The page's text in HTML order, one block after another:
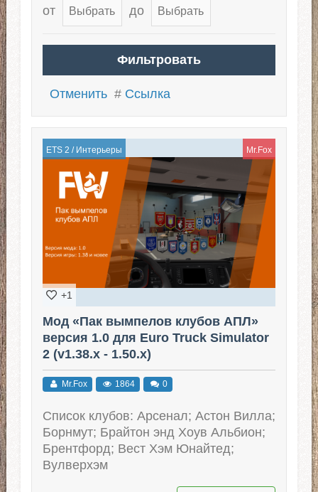
от
до
Отменить # Ссылка
ETS 2 / Интерьеры Mr.Fox
+1
Мод «Пак вымпелов клубов АПЛ»
версия 1.0 для Euro Truck Simulator
2 (v1.38.x - 1.50.x)
Mr.Fox 1864 0
Список клубов: Арсенал; Астон Вилла;
Борнмут; Брайтон энд Хоув Альбион;
Брентфорд; Вест Хэм Юнайтед;
Вулверхэм